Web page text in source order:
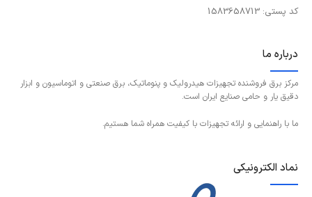
کد پستی: 1583658713
درباره ما
مرکز برق فروشنده تجهیزات هیدرولیک و پنوماتیک، برق صنعتی و اتوماسیون و ابزار
دقیق یار و حامی صنایع ایران است.
ما با راهنمایی و ارائه تجهیزات با کیفیت همراه شما هستیم.
نماد الکترونیکی